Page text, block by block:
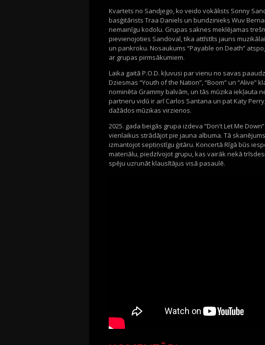
Kvartets no Sandjego, ko veido vokālists Sonny
basģitārists Traa Daniels un bundzinieks Wuv
nemainīgu kodolu. Grupas saknes meklējamas t
pievienojoties Sandoval, tika attīstīts jauns
un pankroku. Nosaukums “Payable on Death”
ar grupas pirmsākumiem.
Laika gaitā P.O.D. kļuvusi par vienu no savas
Dziesmas “Youth ofthe Nation”,“Boom”un “Alive”
nominēta Grammybalvām, un tās mūzika iekļauta
partneru vidū ir arī Carlos Santana un patKatyPerry
dažādos mūzikas virzienos.
2025. gada beigās grupa izdeva “Don'tLetMe Down”
vienlaikus strādājot pie jauna albuma. Tā
izmantojot septiņstīgu ģitāru. Koncertā Rīgā būs
materiālu, piedzīvojot grupu, kas vairāk nekā
spēju uzrunāt klausītājus visā pasaulē.